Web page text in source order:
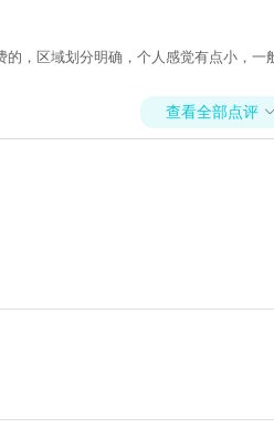
，区域划分明确，个人感觉有点小，一
查看全部点评 